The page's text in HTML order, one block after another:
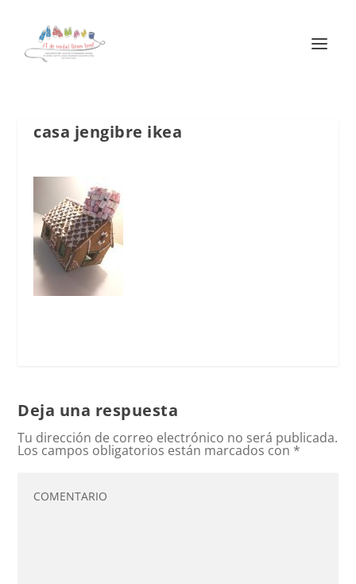
casa jengibre ikea
Deja una respuesta
Tu dirección de correo electrónico no será publicada.
Los campos obligatorios están marcados con *